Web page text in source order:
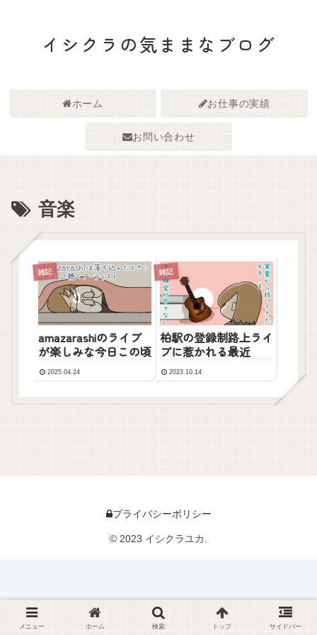
イシクラの気ままなブログ
ホーム お仕事の実績
お問い合わせ
音楽
雑記
amazarashiのライブ
が楽しみな今日この頃
2025.04.24
雑記
柏駅の登録制路上ライ
ブに惹かれる最近
2023.10.14
プライバシーポリシー
© 2023 イシクラユカ.
メニュー ホーム 検索 トップ サイドバー